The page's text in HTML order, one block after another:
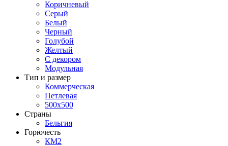
Коричневый
Серый
Белый
Черный
Голубой
Желтый
С декором
Модульная
Тип и размер
Коммерческая
Петлевая
500х500
Страны
Бельгия
Горючесть
КМ2